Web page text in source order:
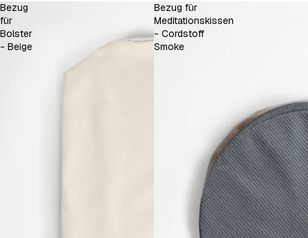
Bezug
für
Bolster
- Beige
Bezug für
Meditationskissen
- Cordstoff
Smoke